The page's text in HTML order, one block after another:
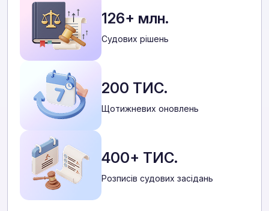
126+ млн.
Cудових рішень
200 ТИС.
Щотижневих оновлень
400+ ТИС.
Розписів судових засідань